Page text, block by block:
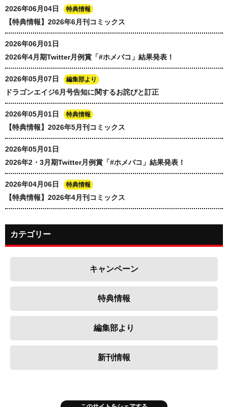
2026年06月04日 特典情報
【特典情報】2026年6月刊コミックス
2026年06月01日
2026年4月期Twitter月例賞「#ホメバコ」結果発表！
2026年05月07日 編集部より
ドラゴンエイジ6月号告知に関するお詫びと訂正
2026年05月01日 特典情報
【特典情報】2026年5月刊コミックス
2026年05月01日
2026年2・3月期Twitter月例賞「#ホメバコ」結果発表！
2026年04月06日 特典情報
【特典情報】2026年4月刊コミックス
カテゴリー
キャンペーン
特典情報
編集部より
新刊情報